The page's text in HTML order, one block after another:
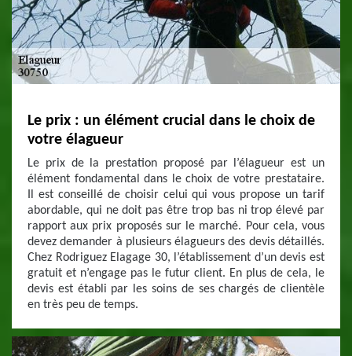
Le prix : un élément crucial dans le choix de
votre élagueur
Le prix de la prestation proposé par l’élagueur est un
élément fondamental dans le choix de votre prestataire.
Il est conseillé de choisir celui qui vous propose un tarif
abordable, qui ne doit pas être trop bas ni trop élevé par
rapport aux prix proposés sur le marché. Pour cela, vous
devez demander à plusieurs élagueurs des devis détaillés.
Chez Rodriguez Elagage 30, l’établissement d’un devis est
gratuit et n’engage pas le futur client. En plus de cela, le
devis est établi par les soins de ses chargés de clientèle
en très peu de temps.